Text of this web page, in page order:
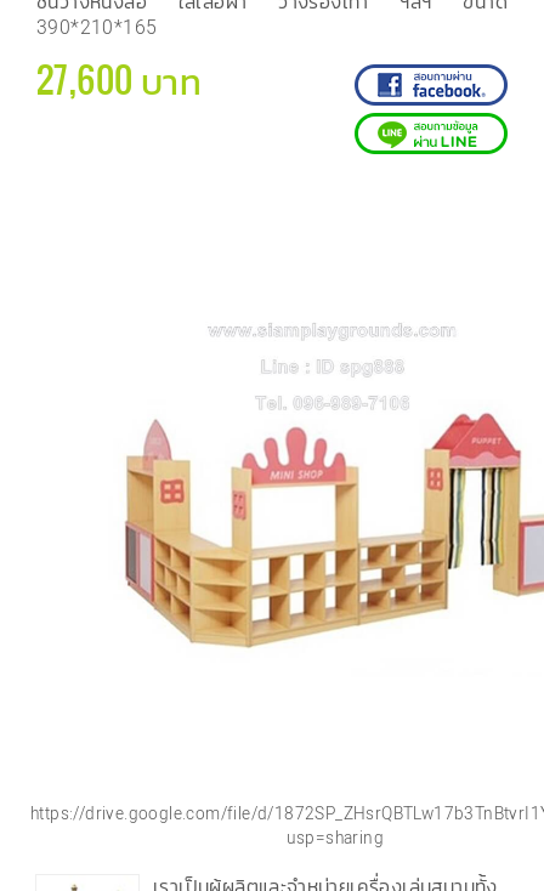
390*210*165
27,600 บาท
https://drive.google.com/file/d/
usp=sharing